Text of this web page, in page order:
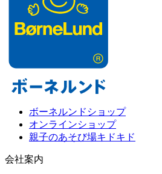
ボーネルンドショップ
オンラインショップ
親子のあそび場キドキド
会社案内